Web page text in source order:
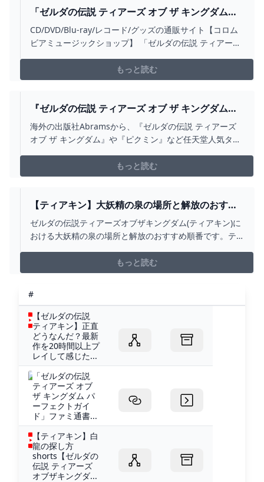
すべてを...
「ゼルダの伝説 ティアーズ オブ ザ キングダム」
オリジナルサウンドトラック【通常盤】: 商品カテ
ゴリー CD/DVD/BLU-RAY/レコード/グッズの通
CD/DVD/Blu-ray/レコード/グッズの通販サイト【コロム
ビアミュージックショップ】 「ゼルダの伝説 ティアーズ
もっと読む
『ゼルダの伝説 ティアーズ オブ ザ キングダム』
や『ピクミン』などの2025 WALL CALENDARが
海外向けとして登場！ NINTENDO SWITCH 情報
海外の出版社Abramsから、『ゼルダの伝説 ティアーズ
オブ ザ キングダム』や『ピクミン』など任天堂人気タイ
ことが決定しました。 販売価格は15.99ドル、もしくは
16
もっと読む
【ティアキン】大妖精の泉の場所と解放のおすす
め順番【ゼルダの伝説ティアーズオブザキングダ
ム】 - ゲームウィズ
ゼルダの伝説ティアーズオブザキングダム(ティアキン)に
おける大妖精の泉の場所と解放のおすすめ順番です。テ
順番やできる事を掲載しています。
もっと読む
#
【ゼルダの伝説
ティアキン】正直
どうなんだ？最新
作を20時間以上プ
レイして感じた...
「ゼルダの伝説
ティアーズ オブ
ザ キングダム パ
ーフェクトガイ
ド」ファミ通書...
【ティアキン】白
龍の探し方
shorts【ゼルダの
伝説 ティアーズ
オブザキングダ...